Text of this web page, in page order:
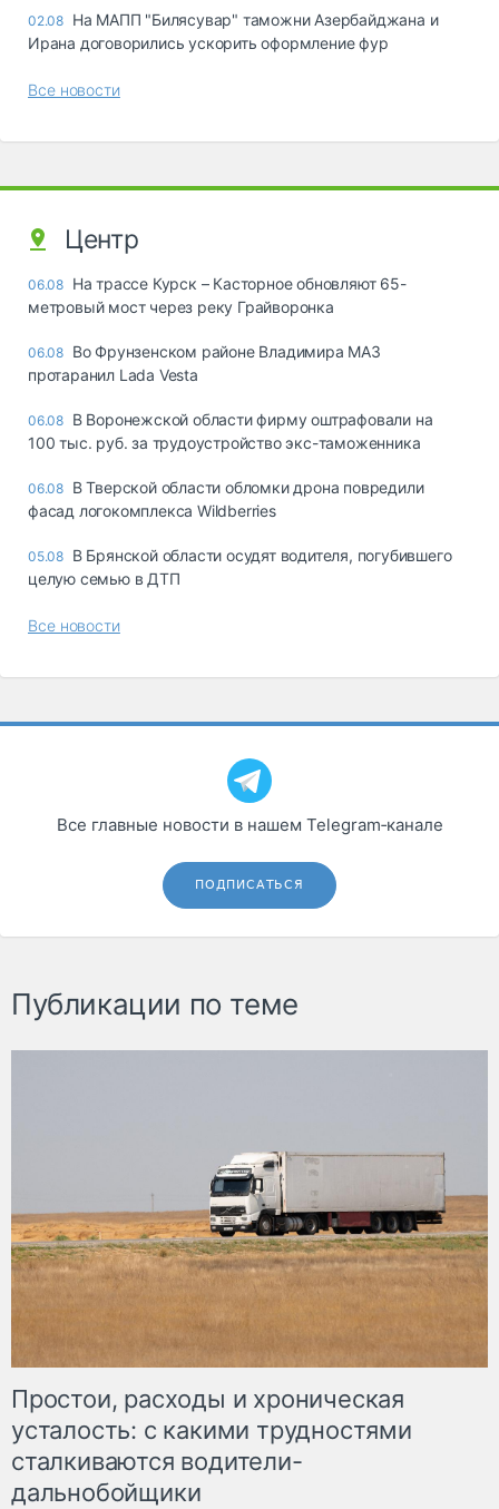
02.08 На МАПП "Билясувар" таможни Азербайджана и
Ирана договорились ускорить оформление фур
Все новости
Центр
06.08 На трассе Курск – Касторное обновляют 65-
метровый мост через реку Грайворонка
06.08 Во Фрунзенском районе Владимира МАЗ
протаранил Lada Vesta
06.08 В Воронежской области фирму оштрафовали на
100 тыс. руб. за трудоустройство экс-таможенника
06.08 В Тверской области обломки дрона повредили
фасад логокомплекса Wildberries
05.08 В Брянской области осудят водителя, погубившего
целую семью в ДТП
Все новости
Все главные новости в нашем Telegram‑канале
ПОДПИСАТЬСЯ
Публикации по теме
Простои, расходы и хроническая
усталость: с какими трудностями
сталкиваются водители-
дальнобойщики